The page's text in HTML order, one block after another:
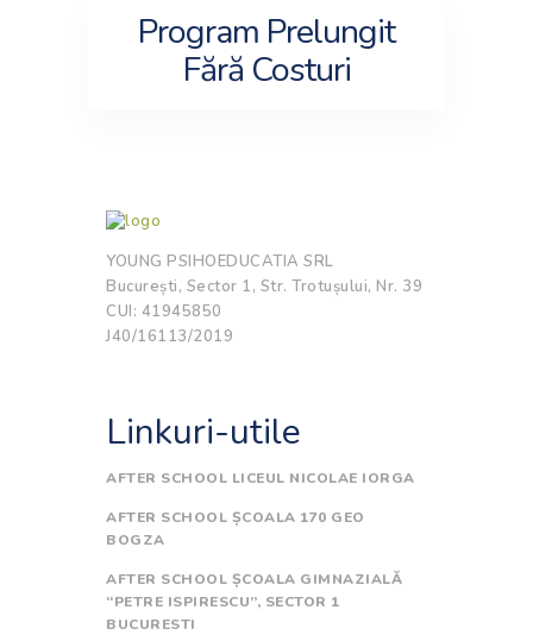
Program Prelungit
Fără Costuri
YOUNG PSIHOEDUCATIA SRL
București, Sector 1, Str. Trotușului, Nr. 39
CUI: 41945850
J40/16113/2019
Linkuri-utile
AFTER SCHOOL LICEUL NICOLAE IORGA
AFTER SCHOOL ȘCOALA 170 GEO
BOGZA
AFTER SCHOOL ȘCOALA GIMNAZIALĂ
“PETRE ISPIRESCU”, SECTOR 1
BUCURESTI